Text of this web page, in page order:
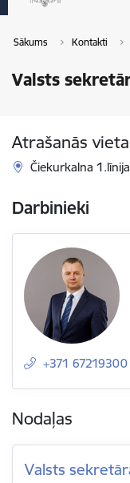
Sākums Kontakti
Valsts
Atrašanās vieta
Čiekurkalna
Darbinieki
+371 67219300
Nodaļas
Valsts